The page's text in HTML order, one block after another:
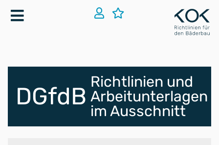
DGfdB
Richtlinien und
Arbeitunterlagen
im Ausschnitt